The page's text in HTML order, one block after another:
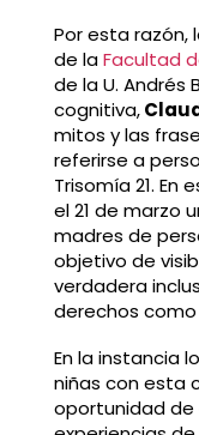
Por esta
de laFacultad
de la U. Andrés
cognitiva,
mitos y las
referirse a
Trisomía 21. En
el 21 de marzo
madres de
objetivo de
verdadera
derechos
En la instancia
niñas con esta
oportunidad